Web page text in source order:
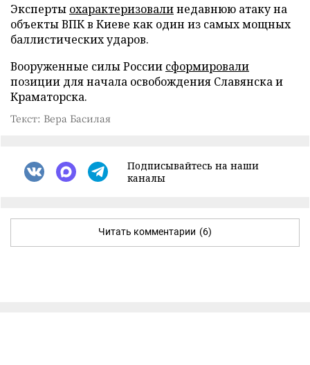
Эксперты охарактеризовалинедавнюю атаку на
объекты ВПК в Киеве как один из самых мощных
баллистических ударов.
Вооруженные силы России сформировали
позиции для начала освобождения Славянска и
Краматорска.
Текст: Вера Басилая
Подписывайтесь на наши
каналы
Читать комментарии (6)